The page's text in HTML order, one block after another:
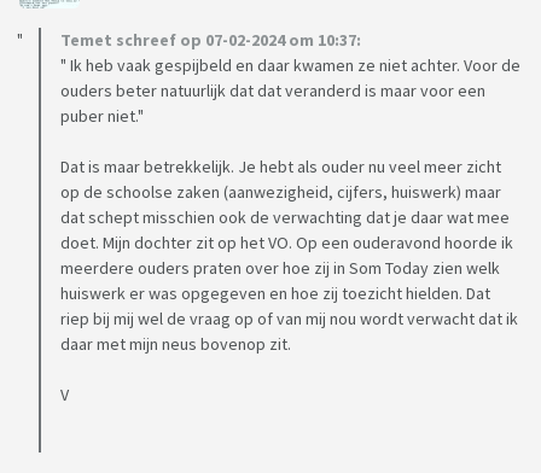
Temet schreef op 07-02-2024 om 10:37:
" Ik heb vaak gespijbeld en daar kwamen ze niet achter. Voor de
ouders beter natuurlijk dat dat veranderd is maar voor een
puber niet."
Dat is maar betrekkelijk. Je hebt als ouder nu veel meer zicht
op de schoolse zaken (aanwezigheid, cijfers, huiswerk) maar
dat schept misschien ook de verwachting dat je daar wat mee
doet. Mijn dochter zit op het VO. Op een ouderavond hoorde ik
meerdere ouders praten over hoe zij in Som Today zien welk
huiswerk er was opgegeven en hoe zij toezicht hielden. Dat
riep bij mij wel de vraag op of van mij nou wordt verwacht dat ik
daar met mijn neus bovenop zit.
V